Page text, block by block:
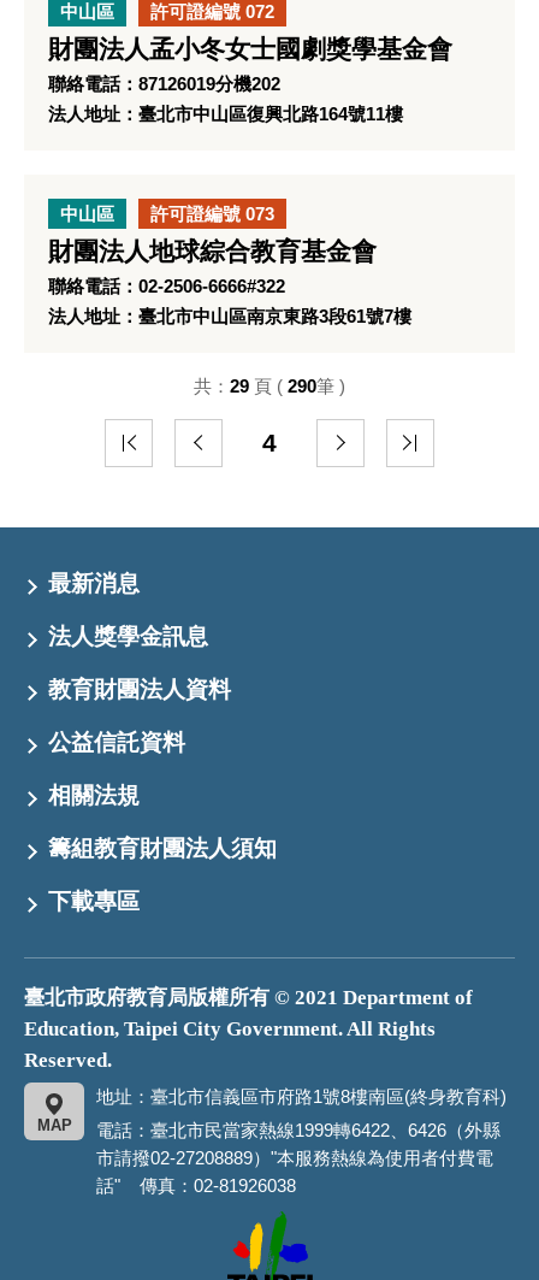
中山區 許可證編號 072
財團法人孟小冬女士國劇獎學基金會
聯絡電話：87126019分機202
法人地址：臺北市中山區復興北路164號11樓
中山區 許可證編號 073
財團法人地球綜合教育基金會
聯絡電話：02-2506-6666#322
法人地址：臺北市中山區南京東路3段61號7樓
4
共： 29 頁 ( 290筆 )
最新消息
法人獎學金訊息
教育財團法人資料
公益信託資料
相關法規
籌組教育財團法人須知
下載專區
臺北市政府教育局版權所有 © 2021 Department of
Education, Taipei City Government. All Rights
Reserved.
地址：臺北市信義區市府路1號8樓南區(終身教育科)
MAP
電話：臺北市民當家熱線1999轉6422、6426（外縣
市請撥02-27208889）"本服務熱線為使用者付費電
話" 傳真：02-81926038
市
政